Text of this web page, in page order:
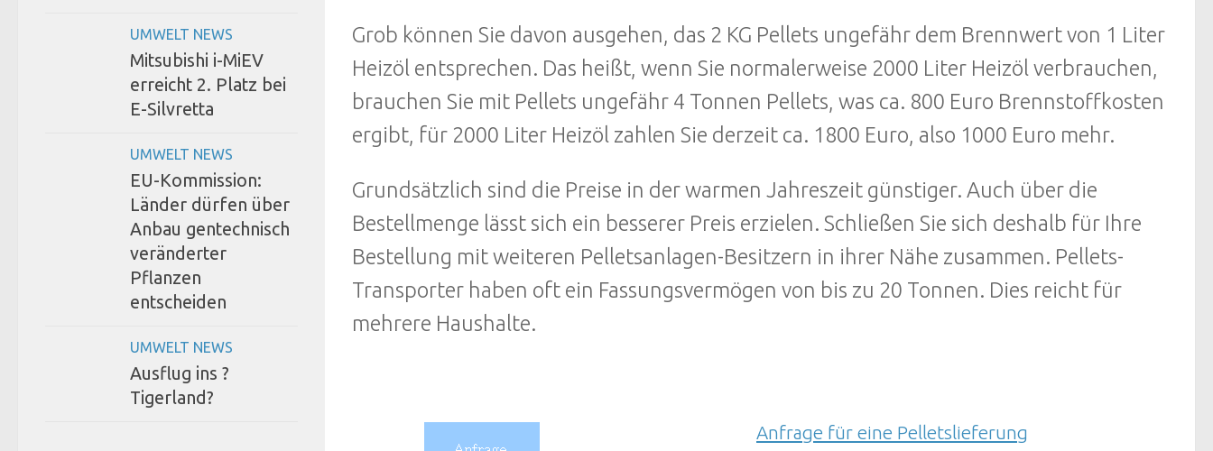
Grob können Sie davon ausgehen, das 2 KG Pellets ungefähr dem Brennwert von 1 Liter
Heizöl entsprechen. Das heißt, wenn Sie normalerweise 2000 Liter Heizöl verbrauchen,
brauchen Sie mit Pellets ungefähr 4 Tonnen Pellets, was ca. 800 Euro Brennstoffkosten
ergibt, für 2000 Liter Heizöl zahlen Sie derzeit ca. 1800 Euro, also 1000 Euro mehr.
Grundsätzlich sind die Preise in der warmen Jahreszeit günstiger. Auch über die
Bestellmenge lässt sich ein besserer Preis erzielen. Schließen Sie sich deshalb für Ihre
Bestellung mit weiteren Pelletsanlagen-Besitzern in ihrer Nähe zusammen. Pellets-
Transporter haben oft ein Fassungsvermögen von bis zu 20 Tonnen. Dies reicht für
mehrere Haushalte.
Anfrage für eine Pelletslieferung
UMWELT NEWS
Mitsubishi i-MiEV
erreicht 2. Platz bei
E-Silvretta
UMWELT NEWS
EU-Kommission:
Länder dürfen über
Anbau gentechnisch
veränderter
Pflanzen
entscheiden
UMWELT NEWS
Ausflug ins ?
Tigerland?